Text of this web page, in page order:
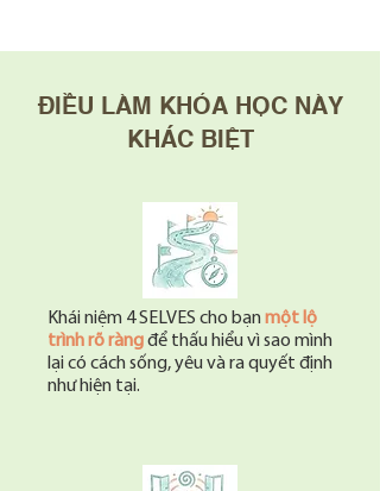
ĐIỀU LÀM KHÓA HỌC NÀY
KHÁC BIỆT
Khái niệm 4 SELVES cho bạn một lộ
trình rõ ràngđể thấu hiểu vì sao mình
lại có cách sống, yêu và ra quyết định
như hiện tại.